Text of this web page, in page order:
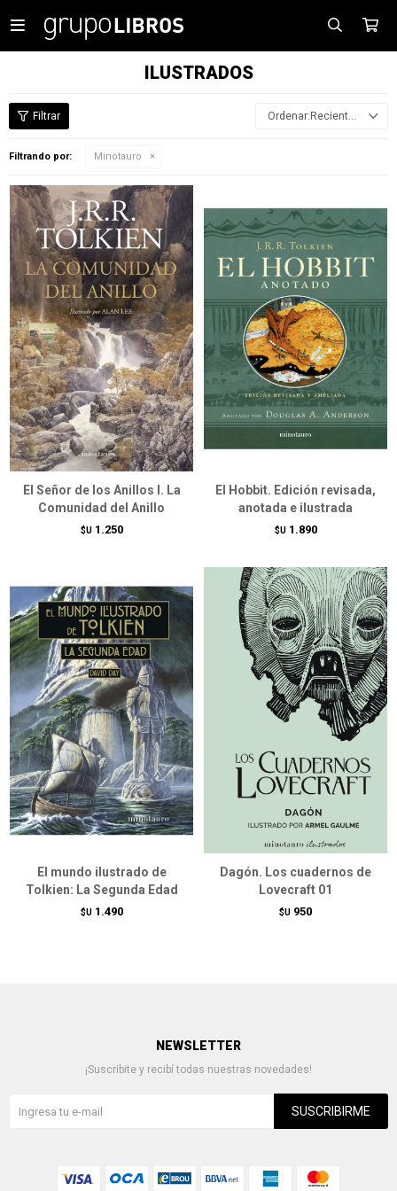

ILUSTRADOS
Recientes
Filtrando por: Minotauro
El Señor de los Anillos I. La
Comunidad del Anillo
$U 1.250
El Hobbit. Edición revisada,
anotada e ilustrada
$U 1.890
El mundo ilustrado de
Tolkien: La Segunda Edad
$U 1.490
Dagón. Los cuadernos de
Lovecraft 01
$U 950
NEWSLETTER
¡Suscribite y recibí todas nuestras novedades!
SUSCRIBIRME